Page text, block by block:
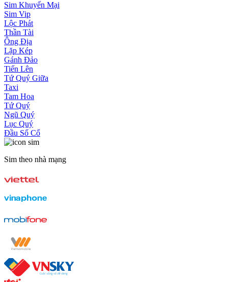
Sim Khuyến Mại
Sim Vip
Lộc Phát
Thần Tài
Ông Địa
Lặp Kép
Gánh Đảo
Tiến Lên
Tứ Quý Giữa
Taxi
Tam Hoa
Tứ Quý
Ngũ Quý
Lục Quý
Đầu Số Cổ
Sim theo nhà mạng